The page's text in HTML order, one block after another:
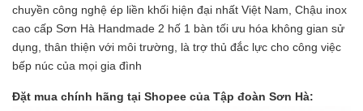
chuyền công nghệ ép liền khối hiện đại nhất Việt Nam, Chậu inox
cao cấp Sơn Hà Handmade 2 hố 1 bàn tối ưu hóa không gian sử
dụng, thân thiện với môi trường, là trợ thủ đắc lực cho công việc
bếp núc của mọi gia đình
Đặt mua chính hãng tại Shopee của Tập đoàn Sơn Hà: